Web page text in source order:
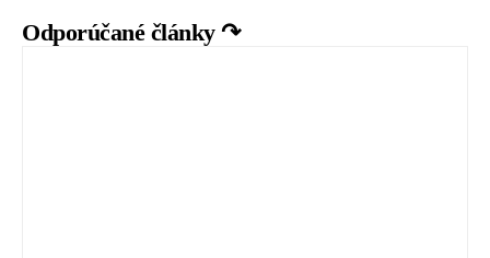
Odporúčané články ↷